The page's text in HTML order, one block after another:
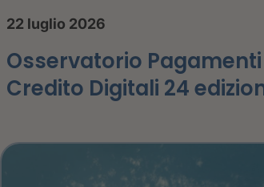
22 luglio 2026
Osservatorio
Credito Digitali 24